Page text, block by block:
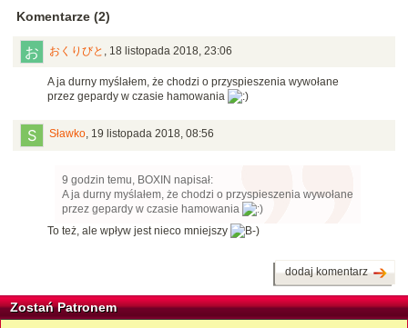
Komentarze (2)
おくりびと , 18 listopada 2018, 23:06
A ja durny myślałem, że chodzi o przyspieszenia wywołane
przez gepardy w czasie hamowania
Sławko, 19 listopada 2018, 08:56
9 godzin temu, BOXIN napisał:
A ja durny myślałem, że chodzi o przyspieszenia wywołane
przez gepardy w czasie hamowania
To też, ale wpływ jest nieco mniejszy
dodaj komentarz
Zostań Patronem